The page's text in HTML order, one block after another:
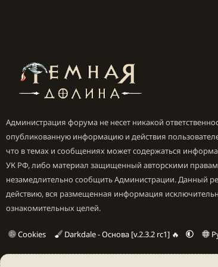
Администрация форума не несет никакой
опубликованную информацию и действия
что в темах и сообщениях может содержаться
УК РФ, либо материал защищенный авторскими
незамедлительно сообщить Администрации. Данный
действию, вся размещенная информация
ознакомительных целей.
Cookies Darkdale - Основа [v.2.3.2 rc1] 🔥